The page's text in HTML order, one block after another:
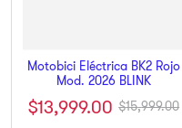
Motobici Eléctrica BK2 Rojo
Mod. 2026 BLINK
$13,999.00 $15,999.00